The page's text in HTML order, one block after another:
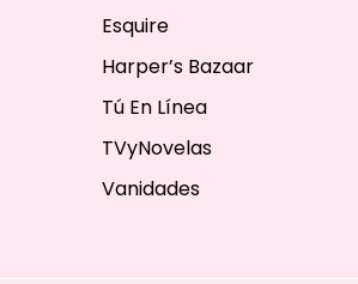
Esquire
Harper’s Bazaar
Tú En Línea
TVyNovelas
Vanidades